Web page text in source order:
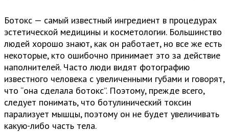
Ботокс — самый известный ингредиент в процедурах
эстетической медицины и косметологии. Большинство
людей хорошо знают, как он работает, но все же есть
некоторые, кто ошибочно принимает это за действие
наполнителей. Часто люди видят фотографию
известного человека с увеличенными губами и говорят,
что “она сделала ботокс”. Поэтому, прежде всего,
следует понимать, что ботулинический токсин
парализует мышцы, поэтому он не будет увеличивать
какую-либо часть тела.